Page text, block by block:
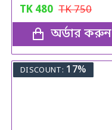
TK 480 TK750
অর্ডার করুন
DISCOUNT: 17%